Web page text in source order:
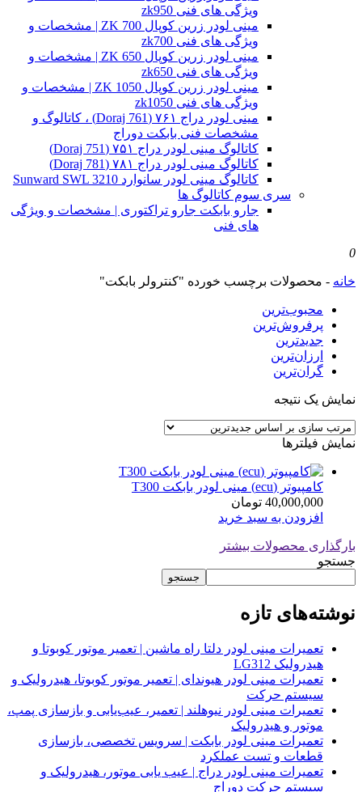
ویژگی های فنی zk950
مینی لودر زرین کوپال ZK 700 | مشخصات و
ویژگی های فنی zk700
مینی لودر زرین کوپال ZK 650 | مشخصات و
ویژگی های فنی zk650
مینی لودر زرین کوپال ZK 1050 | مشخصات و
ویژگی های فنی zk1050
مینی لودر دراج ۷۶۱ (Doraj 761) ، کاتالوگ و
مشخصات فنی بابکت دوراج
کاتالوگ مینی لودر دراج ۷۵۱ (Doraj 751)
کاتالوگ مینی لودر دراج ۷۸۱ (Doraj 781)
کاتالوگ مینی لودر سانوارد Sunward SWL 3210
سری سوم کاتالوگ ها
جارو بابکت جارو تراکتوری | مشخصات و ویژگی
های فنی
0
خانه - محصولات برچسب خورده "کنترولر بابکت"
محبوب‌ترین
پرفروش‌ترین
جدیدترین
ارزان‌ترین
گران‌ترین
نمایش یک نتیجه
نمایش فیلترها
کامپیوتر (ecu) مینی لودر بابکت T300
40,000,000 تومان
افزودن به سبد خرید
بارگذاری محصولات بیشتر
جستجو
جستجو
نوشته‌های تازه
تعمیرات مینی لودر دلتا راه ماشین | تعمیر موتور کوبوتا و
هیدرولیک LG312
تعمیرات مینی لودر هیوندای | تعمیر موتور کوبوتا، هیدرولیک و
سیستم حرکت
تعمیرات مینی لودر نیوهلند | تعمیر، عیب‌یابی و بازسازی پمپ،
موتور و هیدرولیک
تعمیرات مینی لودر بابکت | سرویس تخصصی، بازسازی
قطعات و تست عملکرد
تعمیرات مینی لودر دراج | عیب یابی موتور، هیدرولیک و
سیستم حرکت دوراج